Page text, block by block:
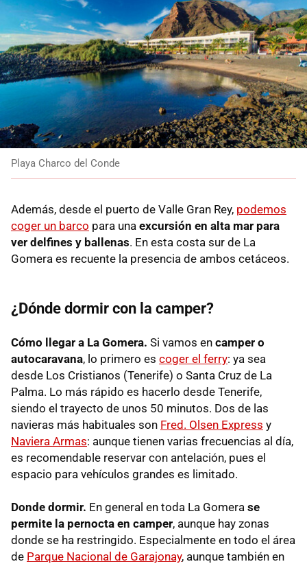
Playa Charco del Conde
Además, desde el puerto de Valle Gran Rey, podemos
coger un barco para una excursión en alta mar para
ver delfines y ballenas. En esta costa sur de La
Gomera es recuente la presencia de ambos cetáceos.
¿Dónde dormir con la camper?
Cómo llegar a La Gomera. Si vamos en camper o
autocaravana, lo primero es coger el ferry: ya sea
desde Los Cristianos (Tenerife) o Santa Cruz de La
Palma. Lo más rápido es hacerlo desde Tenerife,
siendo el trayecto de unos 50 minutos. Dos de las
navieras más habituales son Fred. Olsen Express y
Naviera Armas: aunque tienen varias frecuencias al día,
es recomendable reservar con antelación, pues el
espacio para vehículos grandes es limitado.
Donde dormir. En general en toda La Gomera se
permite la pernocta en camper, aunque hay zonas
donde se ha restringido. Especialmente en todo el área
de Parque Nacional de Garajonay, aunque también en